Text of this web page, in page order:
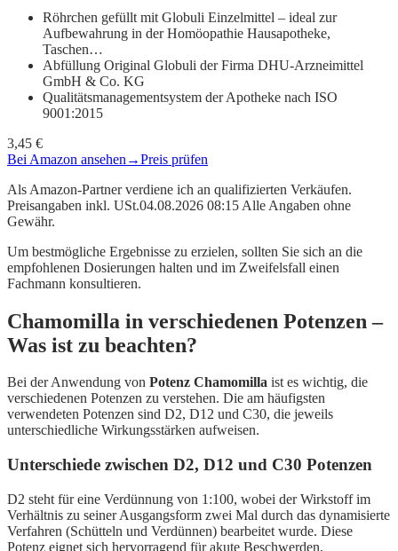
Röhrchen gefüllt mit Globuli Einzelmittel – ideal zur
Aufbewahrung in der Homöopathie Hausapotheke,
Taschen…
Abfüllung Original Globuli der Firma DHU-Arzneimittel
GmbH & Co. KG
Qualitätsmanagementsystem der Apotheke nach ISO
9001:2015
3,45 €
Bei Amazon ansehen →Preis prüfen
Als Amazon-Partner verdiene ich an qualifizierten Verkäufen.
Preisangaben inkl. USt.04.08.2026 08:15 Alle Angaben ohne
Gewähr.
Um bestmögliche Ergebnisse zu erzielen, sollten Sie sich an die
empfohlenen Dosierungen halten und im Zweifelsfall einen
Fachmann konsultieren.
Chamomilla in verschiedenen Potenzen –
Was ist zu beachten?
Bei der Anwendung von Potenz Chamomilla ist es wichtig, die
verschiedenen Potenzen zu verstehen. Die am häufigsten
verwendeten Potenzen sind D2, D12 und C30, die jeweils
unterschiedliche Wirkungsstärken aufweisen.
Unterschiede zwischen D2, D12 und C30 Potenzen
D2 steht für eine Verdünnung von 1:100, wobei der Wirkstoff im
Verhältnis zu seiner Ausgangsform zwei Mal durch das dynamisierte
Verfahren (Schütteln und Verdünnen) bearbeitet wurde. Diese
Potenz eignet sich hervorragend für akute Beschwerden,